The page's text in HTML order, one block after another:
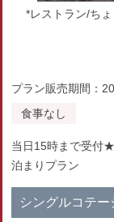
*レストラン/ち
プラン販売期間：
食事なし
当日15時まで受付
泊まりプラン
シングルコテー